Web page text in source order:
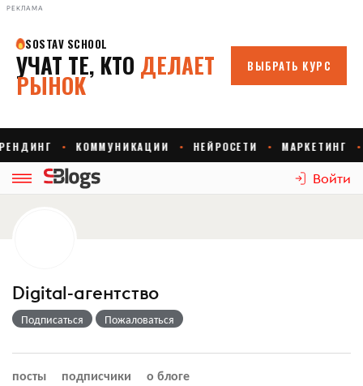
РЕКЛАМА
Войти
Digital-агентство
Подписаться Пожаловаться
посты подписчики о блоге